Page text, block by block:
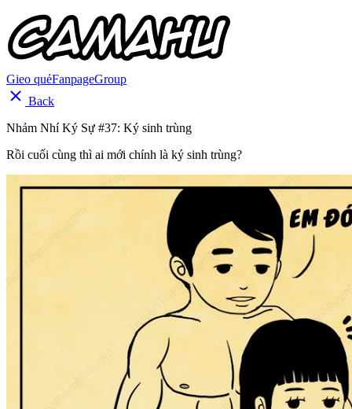
Gieo quẻFanpageGroup
Back
Nhảm Nhí Ký Sự #37: Ký sinh trùng
Rồi cuối cùng thì ai mới chính là ký sinh trùng?